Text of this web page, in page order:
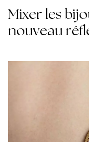
Mixer les
nouveau